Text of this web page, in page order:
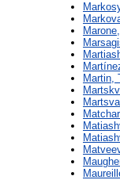
Martin,